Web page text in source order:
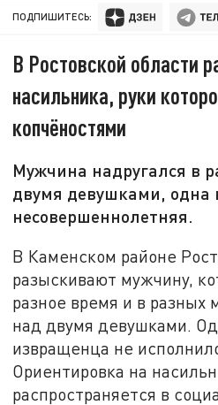
ПОДПИШИТЕСЬ:
В Ростовской области
насильника, руки
копчёностями
Мужчина надругался в
двумя девушками, одна
несовершеннолетняя.
В Каменском районе
разыскивают мужчину,
разное время и в разных
над двумя девушками.
извращенца не
Ориентировка на
распространяется в